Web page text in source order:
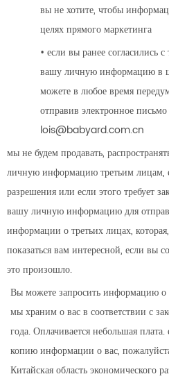
вы не хотите, чтобы
целях прямого маркетинга
• если вы ранее согласились
вашу личную информацию в
можете в любое время
отправив электронное
lois@babyard.com.cn
мы не будем продавать,
личную информацию третьим лицам,
разрешения или если этого требует
вашу личную информацию для
информации о третьих лицах,
показаться вам интересной, если вы
это произошло.
Вы можете запросить информацию
мы храним о вас в соответствии с
года. Оплачивается небольшая
копию информации о вас,
Китайская область экономического